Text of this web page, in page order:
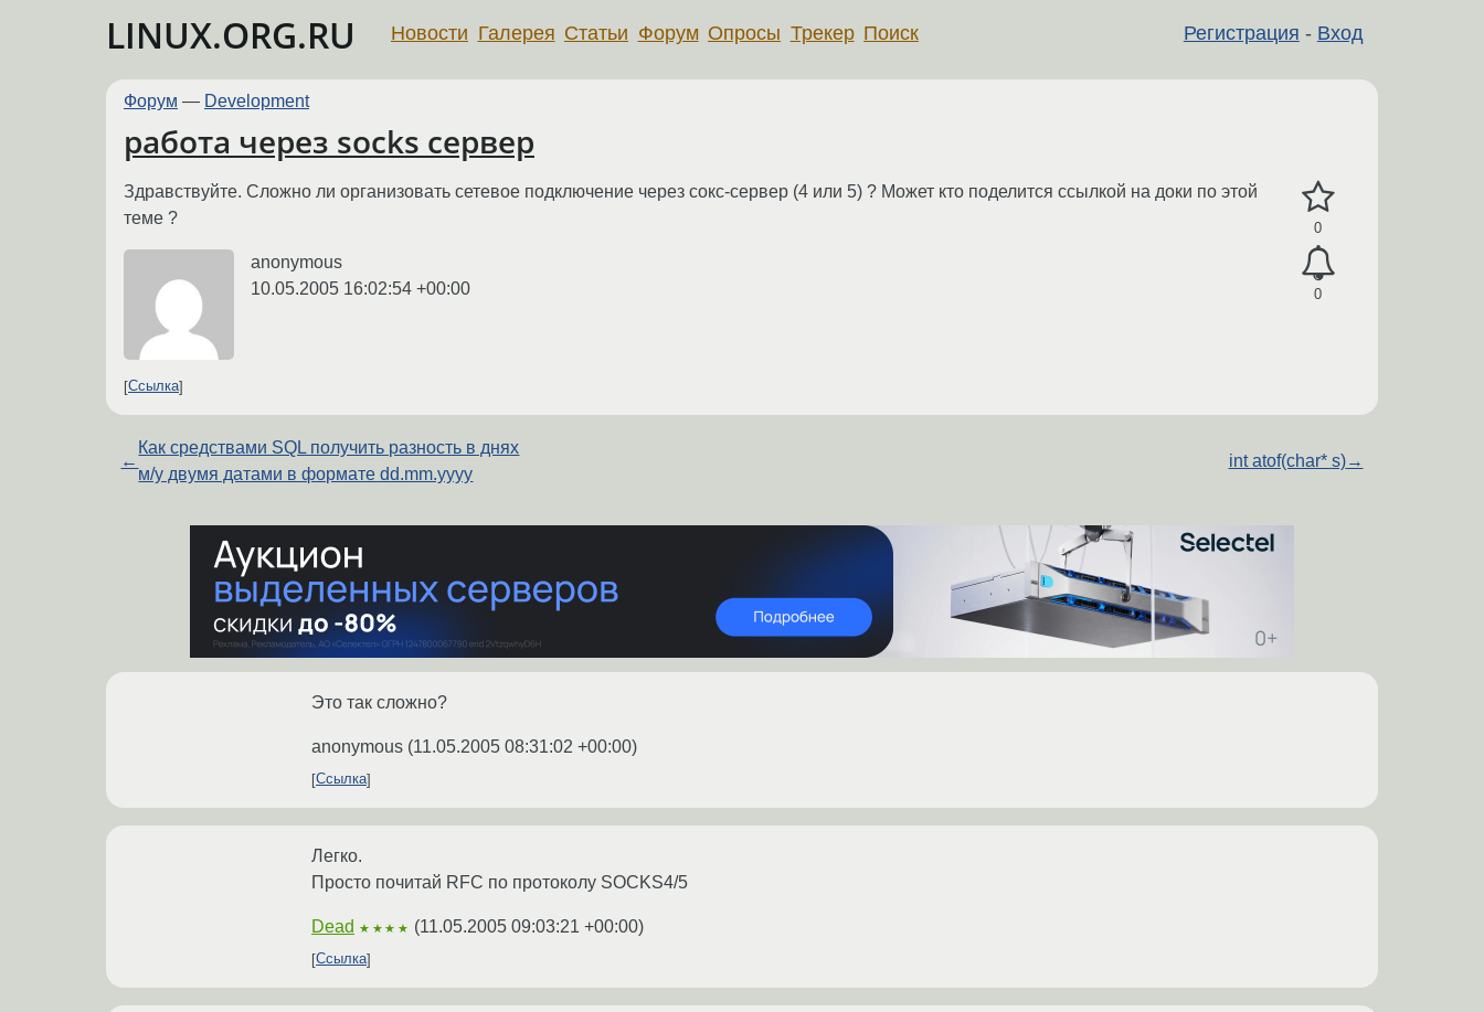
LINUX.ORG.RU Регистрация - Вход
Новости Галерея Статьи Форум Опросы Трекер Поиск
Форум — Development
работа через socks сервер
0
0
Здравствуйте. Сложно ли организовать сетевое подключение через сокс-сервер (4 или 5) ? Может кто поделится ссылкой на доки по этой
теме ?
anonymous
10.05.2005 16:02:54 +00:00
Ссылка
←
Как средствами SQL получить разность в днях
м/у двумя датами в формате dd.mm.yyyy
int atof(char* s)→
Это так сложно?
anonymous (11.05.2005 08:31:02 +00:00)
Ссылка
Легко.
Просто почитай RFC по протоколу SOCKS4/5
Dead ★★★★ (11.05.2005 09:03:21 +00:00)
Ссылка